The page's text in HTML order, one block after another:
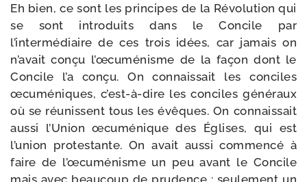
Eh bien, ce sont les prin­cipes de la Révolution qui
se sont intro­duits dans le Concile par
l’intermédiaire de ces trois idées, car jamais on
n’avait conçu l’œcuménisme de la façon dont le
Concile l’a conçu. On connais­sait les conciles
œcu­mé­niques, c’est-à-dire les conciles géné­raux
où se réunissent tous les évêques. On connais­sait
aus­si l’Union œcu­mé­nique des Églises, qui est
l’union pro­tes­tante. On avait aus­si com­men­cé à
faire de l’œcuménisme un peu avant le Concile
mais avec beau­coup de pru­dence : seule­ment un